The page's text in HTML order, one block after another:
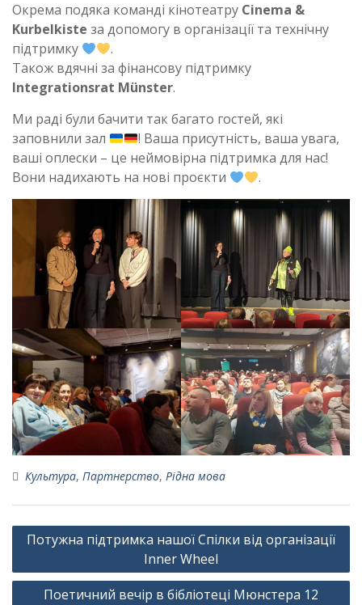
Окрема подяка команді кінотеатру Cinema &
Kurbelkiste за допомогу в організації та технічну
підтримку
.
Також вдячні за фінансову підтримку
Integrationsrat Münster.
Ми раді були бачити так багато гостей, які
заповнили зал
! Ваша присутність, ваша увага,
ваші оплески – це неймовірна підтримка для нас!
Вони надихають на нові проєкти
.
Культура, Партнерство, Рідна мова
Навігація
записів
Потужна підтримка нашої Спілки від організації
Inner Wheel
Поетичний вечір в бібліотеці Мюнстера 12